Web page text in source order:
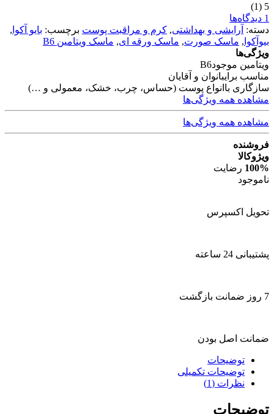
5
(1)
1 دیدگاه‌ها
دسته: آرایشی و بهداشتی, کرم و مراقبت پوست برچسب: بایو آکوا ,
بیوآکوا , ماسک صورت, ماسک ورقه ای, ماسک ویتامین B6
ویژگی‌ها
ویتامین موجودB6
مناسب برایبانوان و آقایان
سازگاری با انواع پوست (حساس، چرب، خشک، معمولی و …)
مشاهده همه ویژگی‌ها
مشاهده همه ویژگی‌ها
فروشنده
ویژوکالا
100% رضایت
ناموجود
تحویل اکسپرس
پشتیبانی 24 ساعته
7 روز ضمانت بازگشت
ضمانت اصل بودن
توضیحات
توضیحات تکمیلی
نظرات (1)
توضیحات